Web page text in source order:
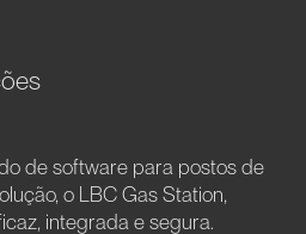
de software para postos de
o LBC Gas Station,
integrada e segura.